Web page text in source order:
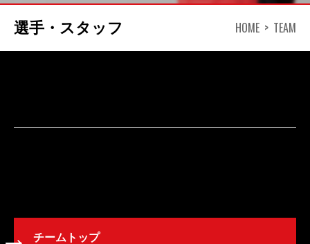
NEWS
DONATION
選手・スタッフ HOME TEAM
チームトップ